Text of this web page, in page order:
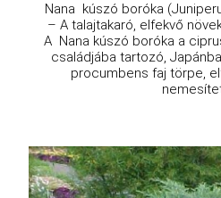
Nana kúszó boróka
– A talajtakaró, elfekvő
A Nana kúszó boróka a
családjába tartozó,
procumbens faj törpe,